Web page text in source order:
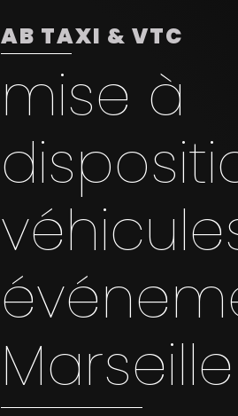
AB TAXI & VTC
mise à
Marseille